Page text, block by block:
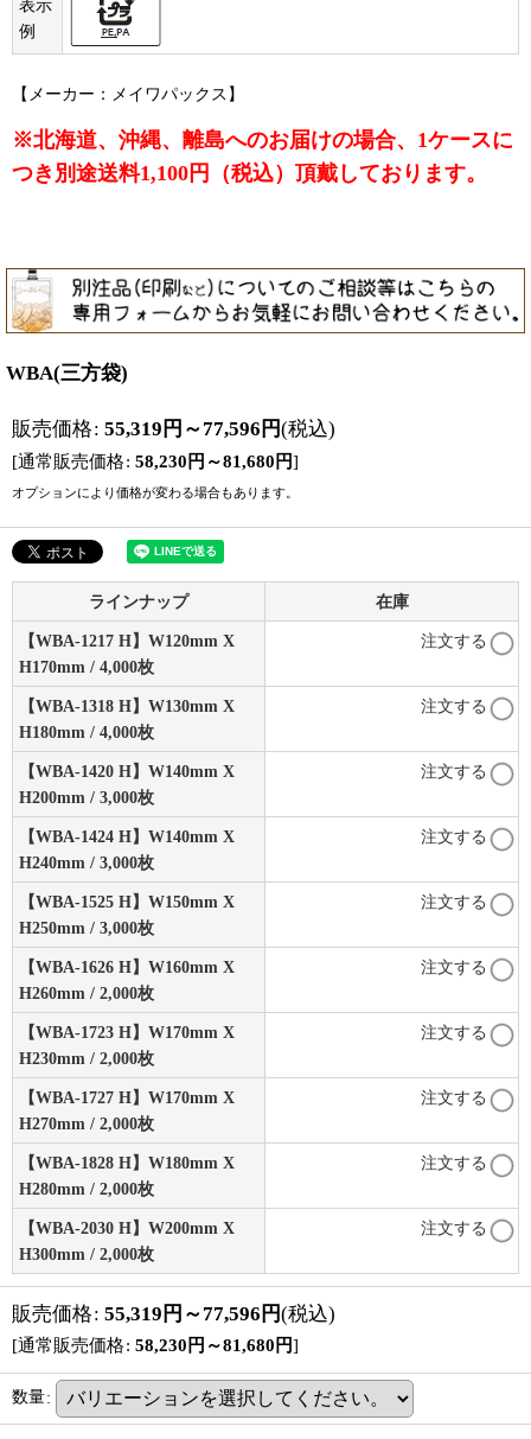
表示
例
【メーカー：メイワパックス】
※北海道、沖縄、離島へのお届けの場合、1ケースに
つき別途送料1,100円（税込）頂戴しております。
WBA(三方袋)
販売価格: 55,319 円 ～77,596 円(税込)
[通常販売価格: 58,230 円 ～81,680 円]
オプションにより価格が変わる場合もあります。
ラインナップ 在庫
【WBA-1217 H】W120mm X
H170mm / 4,000枚
注文する
【WBA-1318 H】W130mm X
H180mm / 4,000枚
注文する
【WBA-1420 H】W140mm X
H200mm / 3,000枚
注文する
【WBA-1424 H】W140mm X
H240mm / 3,000枚
注文する
【WBA-1525 H】W150mm X
H250mm / 3,000枚
注文する
【WBA-1626 H】W160mm X
H260mm / 2,000枚
注文する
【WBA-1723 H】W170mm X
H230mm / 2,000枚
注文する
【WBA-1727 H】W170mm X
H270mm / 2,000枚
注文する
【WBA-1828 H】W180mm X
H280mm / 2,000枚
注文する
【WBA-2030 H】W200mm X
H300mm / 2,000枚
注文する
販売価格: 55,319 円 ～77,596 円(税込)
[通常販売価格: 58,230 円 ～81,680 円]
数量: